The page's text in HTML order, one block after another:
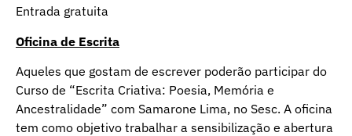
Entrada gratuita
Oficina de Escrita
Aqueles que gostam de escrever poderão participar do
Curso de “Escrita Criativa: Poesia, Memória e
Ancestralidade” com Samarone Lima, no Sesc. A oficina
tem como objetivo trabalhar a sensibilização e abertura